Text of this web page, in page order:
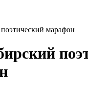
марафон